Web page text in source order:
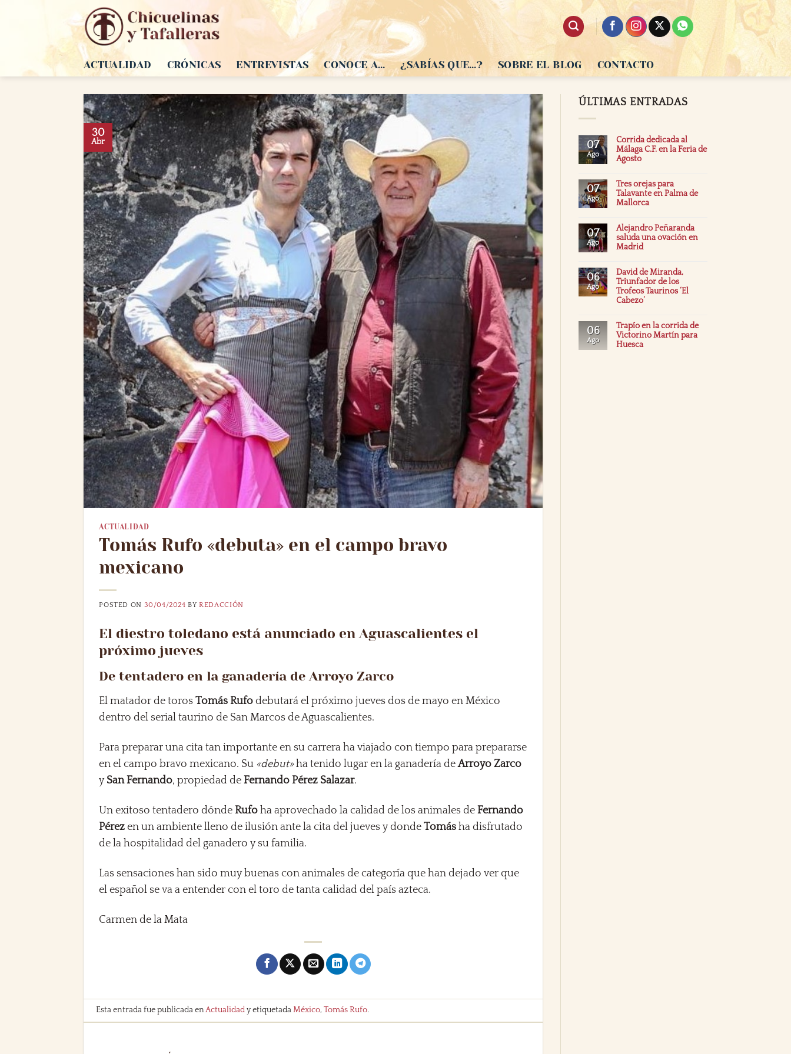
ACTUALIDAD
CRÓNICAS ENTREVISTAS CONOCE A… ¿SABÍAS QUE…? SOBRE EL BLOG CONTACTO
30
Abr
ACTUALIDAD
Tomás Rufo «debuta» en el campo bravo
mexicano
POSTED ON 30/04/2024 BYREDACCIÓN
El diestro toledano está anunciado en Aguascalientes el
próximo jueves
De tentadero en la ganadería de Arroyo Zarco
El matador de torosTomás Rufo debutará el próximo jueves dos de mayo en México
dentro del serial taurino de San Marcos de Aguascalientes.
Para preparar una cita tan importante en su carrera ha viajado con tiempo para prepararse
en el campo bravo mexicano. Su «debut»ha tenido lugar en la ganadería deArroyo Zarco
y San Fernando, propiedad deFernando Pérez Salazar.
Un exitoso tentadero dóndeRufo ha aprovechado la calidad de los animales deFernando
Pérez en un ambiente lleno de ilusión ante la cita del jueves y dondeTomás ha disfrutado
de la hospitalidad del ganadero y su familia.
Las sensaciones han sido muy buenas con animales de categoría que han dejado ver que
el español se va a entender con el toro de tanta calidad del país azteca.
Carmen de la Mata
Esta entrada fue publicada enActualidady etiquetadaMéxico,Tomás Rufo.
ÚLTIMAS ENTRADAS
07
Ago
Corrida dedicada al
Málaga C.F. en la Feria de
Agosto
07
Ago
Tres orejas para
Talavante en Palma de
Mallorca
07
Ago
Alejandro Peñaranda
saluda una ovación en
Madrid
06
Ago
David de Miranda,
Triunfador de los
Trofeos Taurinos ‘El
Cabezo’
06
Ago
Trapío en la corrida de
Victorino Martín para
Huesca